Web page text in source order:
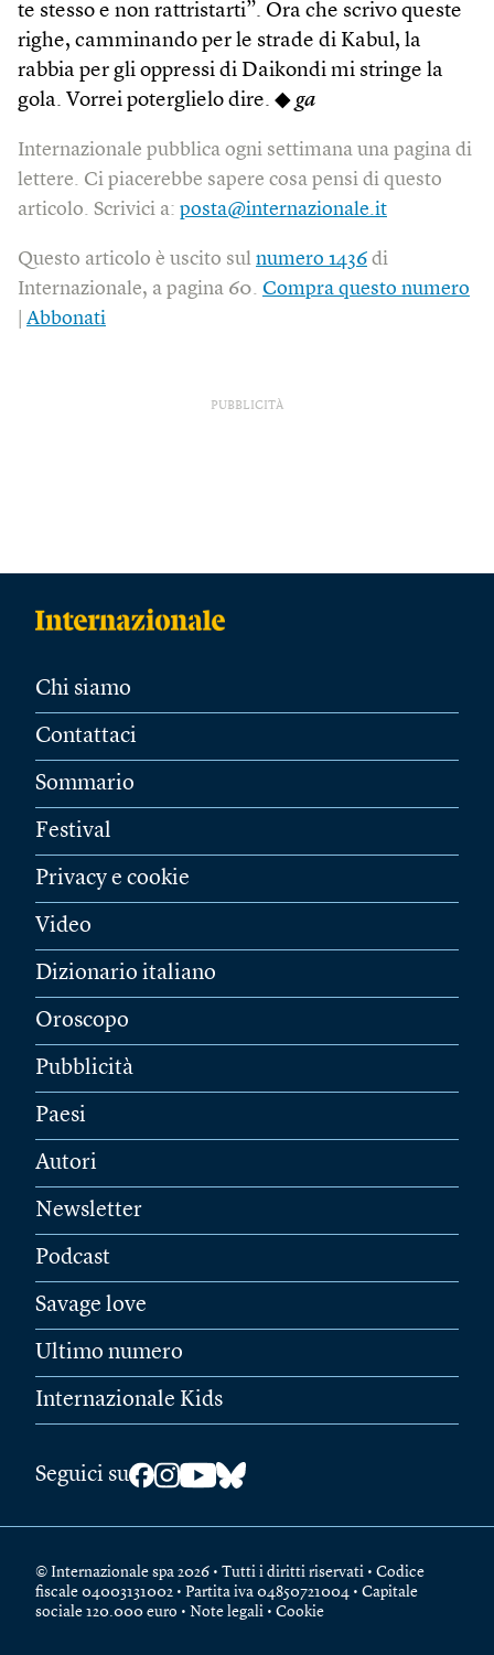
te stesso e non rattristarti”. Ora che scrivo queste
righe, camminando per le strade di Kabul, la
rabbia per gli oppressi di Daikondi mi stringe la
gola. Vorrei poterglielo dire. ◆ ga
Internazionale pubblica ogni settimana una pagina di
lettere. Ci piacerebbe sapere cosa pensi di questo
articolo. Scrivici a: posta@internazionale.it
Questo articolo è uscito sul numero 1436 di
Internazionale, a pagina 60. Compra questo numero
Abbonati
PUBBLICITÀ
Chi siamo
Contattaci
Sommario
Festival
Privacy e cookie
Video
Dizionario italiano
Oroscopo
Pubblicità
Paesi
Autori
Newsletter
Podcast
Savage love
Ultimo numero
Internazionale Kids
Seguici su
© Internazionale spa 2026 • Tutti i diritti riservati • Codice
fiscale 04003131002 • Partita iva 04850721004 • Capitale
sociale 120.000 euro • Note legali • Cookie